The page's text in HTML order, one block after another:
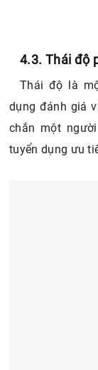
4.3. Thái độ
Thái độ là
dụng đánh giá
chắn một
tuyển dụng ưu